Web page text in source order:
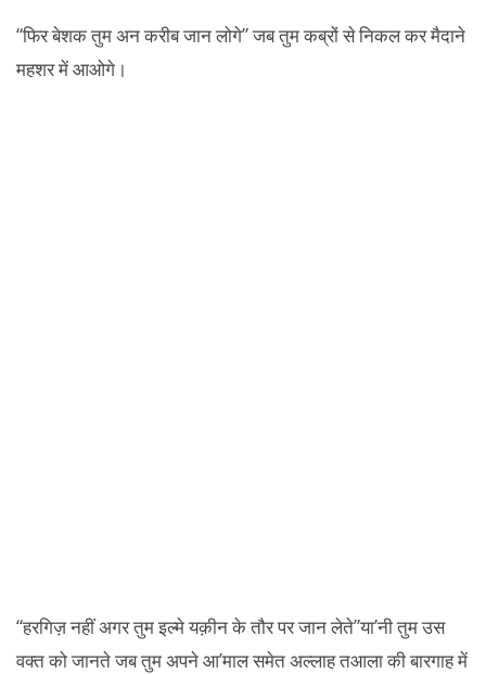
“फिर बेशक तुम अन करीब जान लोगे” जब तुम कब्रों से निकल कर मैदाने
महशर में आओगे।
“हरगिज़ नहीं अगर तुम इल्मे यक़ीन के तौर पर जान लेते”या’नी तुम उस
वक्त को जानते जब तुम अपने आ’माल समेत अल्लाह तआला की बारगाह में